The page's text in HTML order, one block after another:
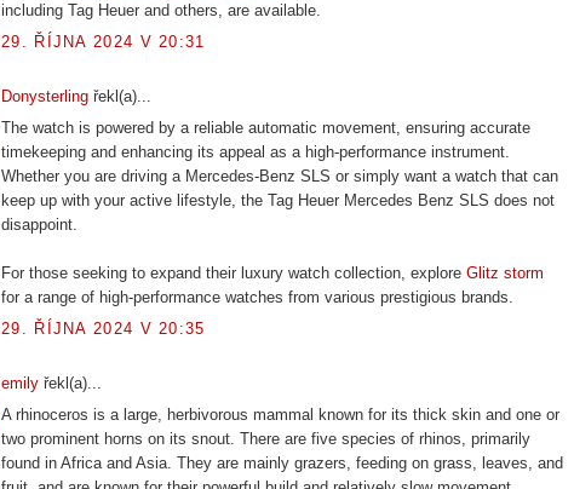
including Tag Heuer and others, are available.
29. ŘÍJNA 2024 V 20:31
Donysterling řekl(a)...
The watch is powered by a reliable automatic movement, ensuring accurate
timekeeping and enhancing its appeal as a high-performance instrument.
Whether you are driving a Mercedes-Benz SLS or simply want a watch that can
keep up with your active lifestyle, the Tag Heuer Mercedes Benz SLS does not
disappoint.
For those seeking to expand their luxury watch collection, explore Glitz storm
for a range of high-performance watches from various prestigious brands.
29. ŘÍJNA 2024 V 20:35
emily řekl(a)...
A rhinoceros is a large, herbivorous mammal known for its thick skin and one or
two prominent horns on its snout. There are five species of rhinos, primarily
found in Africa and Asia. They are mainly grazers, feeding on grass, leaves, and